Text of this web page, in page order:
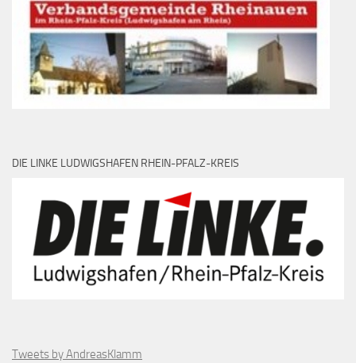
DIE LINKE LUDWIGSHAFEN RHEIN-PFALZ-KREIS
Tweets by AndreasKlamm